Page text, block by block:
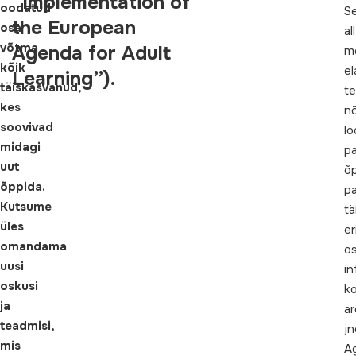
oodatud
osa
võtma
kõik
täiskasvanud,
kes
soovivad
midagi
uut
õppida.
Kutsume
üles
omandama
uusi
oskusi
ja
teadmisi,
mis
the European
Agenda for Adult
Learning”).
all